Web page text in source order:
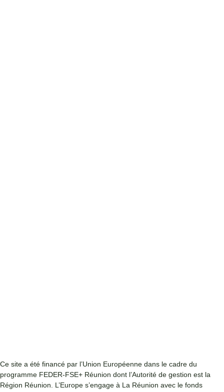
Ce site a été financé par l’Union Européenne dans le cadre du
programme FEDER-FSE+ Réunion dont l’Autorité de gestion est la
Région Réunion. L’Europe s’engage à La Réunion avec le fonds